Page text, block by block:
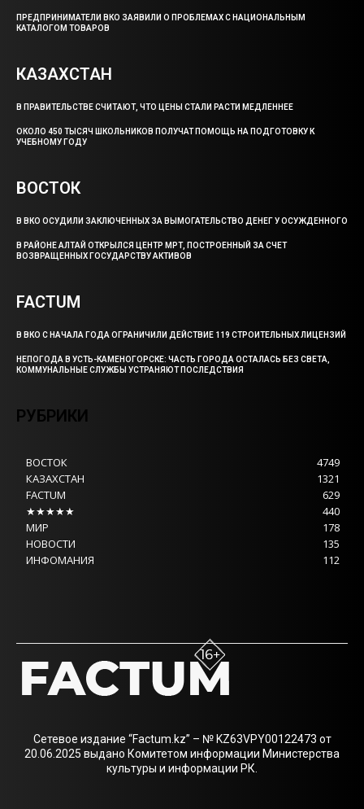
ПРЕДПРИНИМАТЕЛИ ВКО ЗАЯВИЛИ О ПРОБЛЕМАХ С НАЦИОНАЛЬНЫМ
КАТАЛОГОМ ТОВАРОВ
КАЗАХСТАН
В ПРАВИТЕЛЬСТВЕ СЧИТАЮТ, ЧТО ЦЕНЫ СТАЛИ РАСТИ МЕДЛЕННЕЕ
ОКОЛО 450 ТЫСЯЧ ШКОЛЬНИКОВ ПОЛУЧАТ ПОМОЩЬ НА ПОДГОТОВКУ К
УЧЕБНОМУ ГОДУ
ВОСТОК
В ВКО ОСУДИЛИ ЗАКЛЮЧЕННЫХ ЗА ВЫМОГАТЕЛЬСТВО ДЕНЕГ У ОСУЖДЕННОГО
В РАЙОНЕ АЛТАЙ ОТКРЫЛСЯ ЦЕНТР МРТ, ПОСТРОЕННЫЙ ЗА СЧЕТ
ВОЗВРАЩЕННЫХ ГОСУДАРСТВУ АКТИВОВ
FACTUM
В ВКО С НАЧАЛА ГОДА ОГРАНИЧИЛИ ДЕЙСТВИЕ 119 СТРОИТЕЛЬНЫХ ЛИЦЕНЗИЙ
НЕПОГОДА В УСТЬ-КАМЕНОГОРСКЕ: ЧАСТЬ ГОРОДА ОСТАЛАСЬ БЕЗ СВЕТА,
КОММУНАЛЬНЫЕ СЛУЖБЫ УСТРАНЯЮТ ПОСЛЕДСТВИЯ
РУБРИКИ
ВОСТОК
4749
КАЗАХСТАН
1321
FACTUM
629
★★★★★
440
МИР
178
НОВОСТИ
135
ИНФОМАНИЯ
112
Сетевое издание “Factum.kz” – № KZ63VPY00122473 от
20.06.2025 выдано Комитетом информации Министерства
культуры и информации РК.